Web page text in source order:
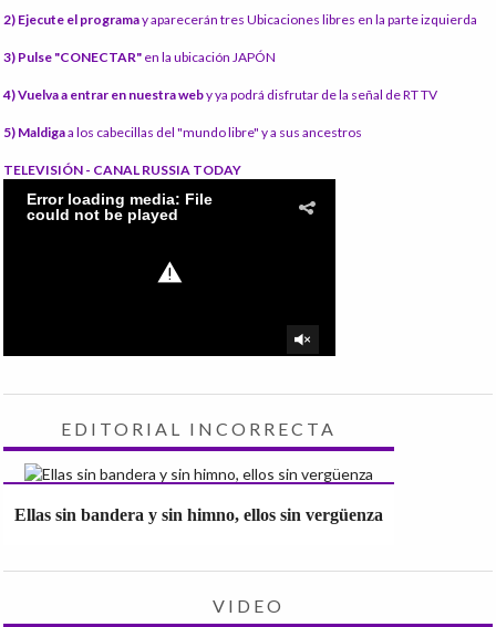
2) Ejecute el programay aparecerán tres Ubicaciones libres en la parte izquierda
3) Pulse "CONECTAR" en la ubicación JAPÓN
4) Vuelva a entrar en nuestra weby ya podrá disfrutar de la señal de RT TV
5) Maldigaa los cabecillas del "mundo libre" y a sus ancestros
TELEVISIÓN - CANAL RUSSIA TODAY
EDITORIAL INCORRECTA
Ellas sin bandera y sin himno, ellos sin vergüenza
VIDEO